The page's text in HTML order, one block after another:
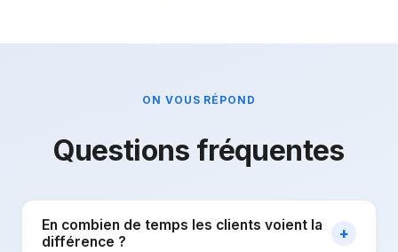
ON VOUS RÉPOND
Questions fréquentes
En combien de temps les clients voient la
différence ?
+